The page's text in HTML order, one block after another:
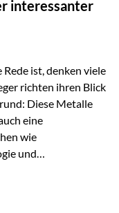
in
dieser
interessanter
ist, denken viele
richten ihren Blick
Diese Metalle
eine
wie
und
und